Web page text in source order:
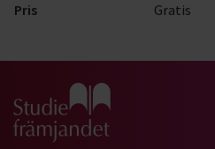
Pris
Gratis
Gå till studiefrämjandets startsida